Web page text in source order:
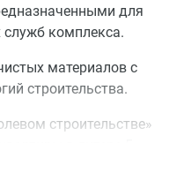
для
комплекса.
материалов с
строительства.
строительстве»
средств,